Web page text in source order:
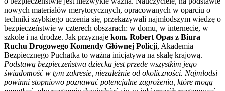
nowych materiałów merytorycznych, opracowanych w oparciu o
techniki szybkiego uczenia się, przekazywali najmłodszym wiedzę o
bezpieczeństwie w czterech obszarach: w domu, w internecie, w
szkole i na drodze. Jak przyznaje kom. Robert Opas z Biura
Ruchu Drogowego Komendy Głównej Policji, Akademia
Bezpiecznego Puchatka to ważna inicjatywa na skalę krajową.
Podstawą bezpieczeństwa dziecka jest przede wszystkim jego
świadomość w tym zakresie, niezależnie od okoliczności. Najmłodsi
powinni stopniowo poznawać potencjalne zagrożenia, które mogą